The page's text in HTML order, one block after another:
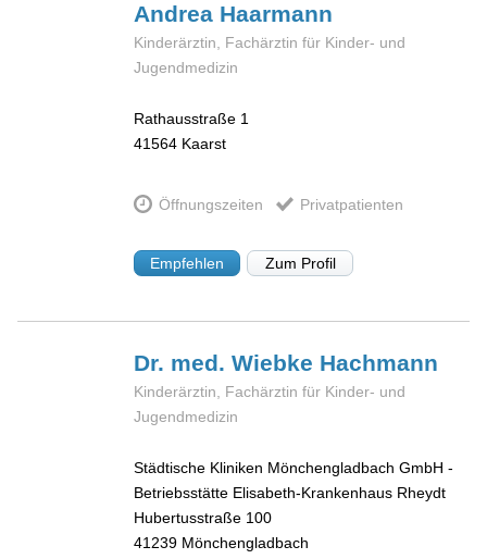
Andrea Haarmann
Kinderärztin, Fachärztin für Kinder- und
Jugendmedizin
Rathausstraße 1
41564 Kaarst
Öffnungszeiten Privatpatienten
Empfehlen Zum Profil
Dr. med. Wiebke Hachmann
Kinderärztin, Fachärztin für Kinder- und
Jugendmedizin
Städtische Kliniken Mönchengladbach GmbH -
Betriebsstätte Elisabeth-Krankenhaus Rheydt
Hubertusstraße 100
41239 Mönchengladbach